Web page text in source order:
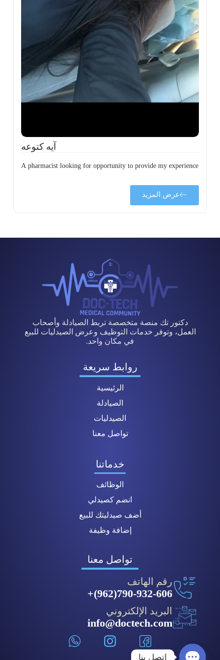
آيه كتوعه
A pharmacist looking for opportunity to provide my experience
عرض المزيد
دكتور تك منصة متخصصة تربط الصيادلة وأصحاب
العمل، وتوفر خدمات التوظيف وعرض الصيدليات للبيع
في مكان واحد.
روابط سريعة
الرئيسية
الصيادلة
الصيدليات
تواصل معنا
خدماتنا
الوظائف
انضم كصيدلي
أضف صيدليتك للبيع
إضافة وظيفة
تواصل معنا
رقم الهاتف
790-932-606(962)+
البريد الإلكتروني
info@doctech.com
اتصل بنا